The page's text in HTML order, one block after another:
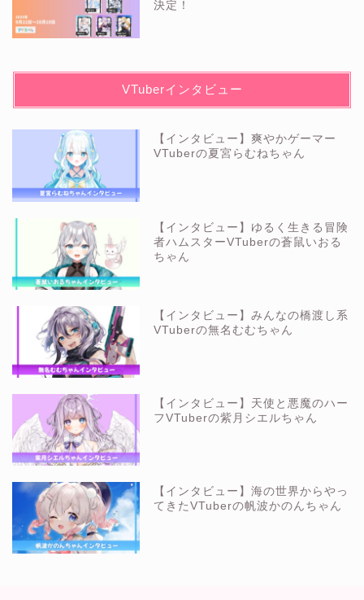
決定！
VTuberインタビュー
【インタビュー】爽やかゲーマー
VTuberの夏宮らむねちゃん
【インタビュー】ゆるく生きる冒険
者ハムスターVTuberの蒼鼠いおる
ちゃん
【インタビュー】みんなの橋渡し系
VTuberの無名むむちゃん
【インタビュー】天使と悪魔のハー
フVTuberの紫月シエルちゃん
【インタビュー】海の世界からやっ
てきたVTuberの帆波かのんちゃん